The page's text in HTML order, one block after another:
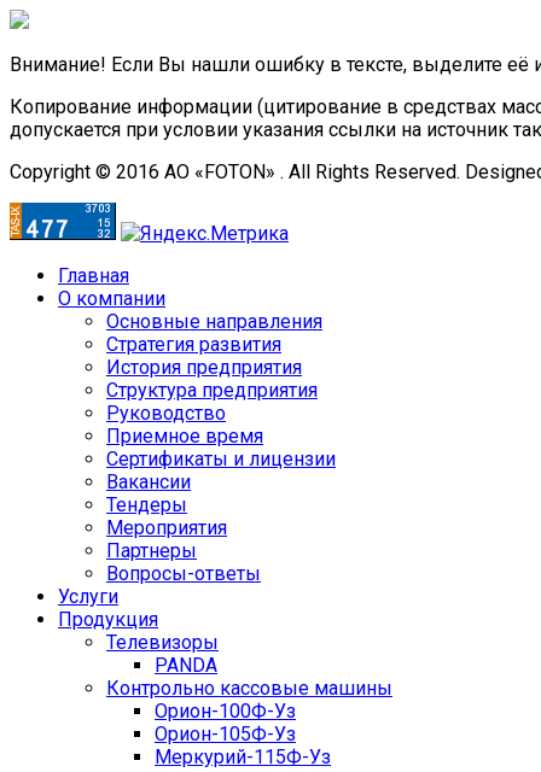
Внимание! Если Вы нашли ошибку в тексте, выделите её
Копирование информации (цитирование в средствах
допускается при условии указания ссылки на источник
Copyright © 2016 АО «FOTON» . All Rights Reserved.
Главная
О компании
Основные направления
Стратегия развития
История предприятия
Структура предприятия
Руководство
Приемное время
Сертификаты и лицензии
Вакансии
Тендеры
Мероприятия
Партнеры
Вопросы-ответы
Услуги
Продукция
Телевизоры
PANDA
Контрольно кассовые машины
Орион-100Ф-Уз
Орион-105Ф-Уз
Меркурий-115Ф-Уз